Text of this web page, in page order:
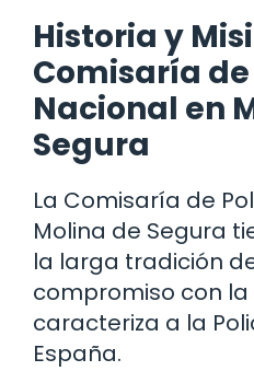
Historia y
Comisaría
Nacional en
Segura
La Comisaría de
Molina de Segura
la larga tradición
compromiso con la
caracteriza a la
España.